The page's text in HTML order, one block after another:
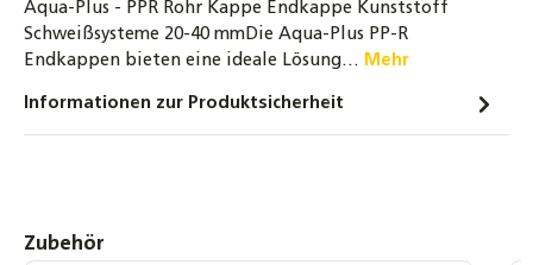
Aqua-Plus - PPR Rohr Schraubkupplung mit
Innengewinde Kunststoff Schweißsysteme
3,80 €
3,80 €
Aqua-Plus - PPR Rohr Kappe Endkappe Kunststoff
Schweißsysteme 20-40 mmDie Aqua-Plus PP-R
Endkappen bieten eine ideale Lösung… Mehr
Informationen zur Produktsicherheit
Produktgalerie überspringen
Zubehör